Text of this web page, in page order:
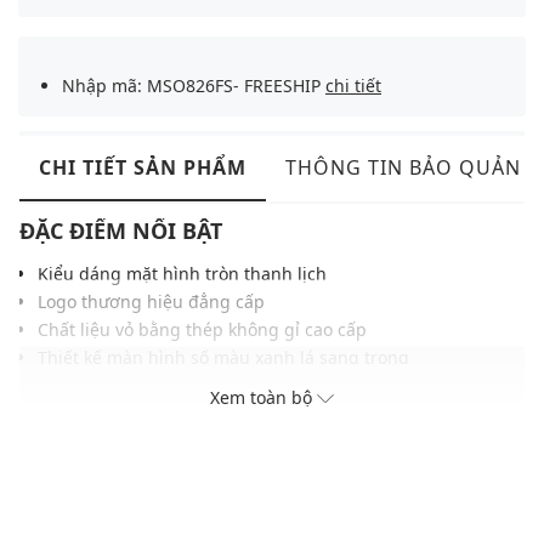
Nhập mã: MSO826FS- FREESHIP chi tiết
CHI TIẾT SẢN PHẨM THÔNG TIN BẢO QUẢN
ĐẶC ĐIỂM NỔI BẬT
Kiểu dáng mặt hình tròn thanh lịch
Logo thương hiệu đẳng cấp
Chất liệu vỏ bằng thép không gỉ cao cấp
Khả năng chống nước ở độ sâu 50m
Xem toàn bộ